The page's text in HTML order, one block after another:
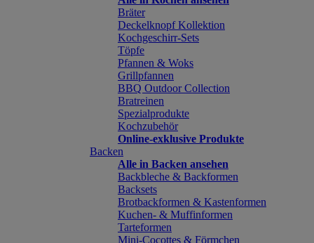
Bräter
Deckelknopf Kollektion
Kochgeschirr-Sets
Töpfe
Pfannen & Woks
Grillpfannen
BBQ Outdoor Collection
Bratreinen
Spezialprodukte
Kochzubehör
Online-exklusive Produkte
Backen
Alle in Backen ansehen
Backbleche & Backformen
Backsets
Brotbackformen & Kastenformen
Kuchen- & Muffinformen
Tarteformen
Mini-Cocottes & Förmchen